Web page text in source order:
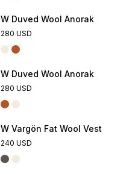
W Duved Wool Anorak
280 USD
W Duved Wool Anorak
280 USD
W Vargön Fat Wool Vest
240 USD